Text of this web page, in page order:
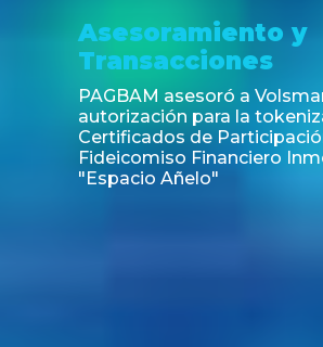
Noticia
Fin de la obligación de
laborales en la Ciudad de